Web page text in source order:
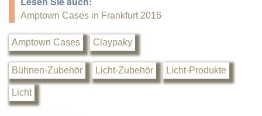
Amptown Cases in Frankfurt 2016
Amptown Cases Claypaky
Bühnen-Zubehör Licht-Zubehör Licht-Produkte
Licht